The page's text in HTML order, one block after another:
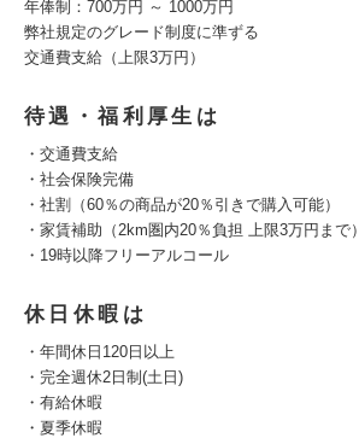
年俸制：700万円 ～ 1000万円
弊社規定のグレード制度に準ずる
交通費支給（上限3万円）
待遇・福利厚生は
・交通費支給
・社会保険完備
・社割（60％の商品が20％引きで購入可能）
・家賃補助（2km圏内20％負担 上限3万円まで）
・19時以降フリーアルコール
休日休暇は
・年間休日120日以上
・完全週休2日制(土日)
・有給休暇
・夏季休暇